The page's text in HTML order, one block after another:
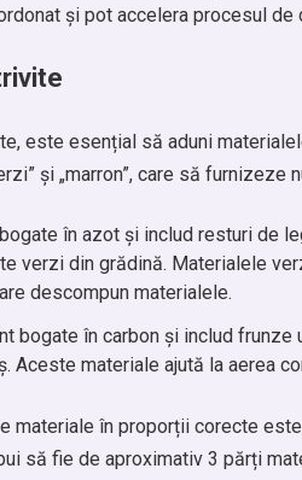
și pot accelera procesul de
este esențial să aduni
și „marron”, care să furnizeze
în azot și includ resturi de
verzi din grădină. Materialele
descompun materialele.
bogate în carbon și includ frunze
Aceste materiale ajută la aerea
materiale în proporții corecte
să fie de aproximativ 3 părți